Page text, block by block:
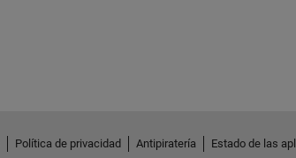
Política de privacidad Antipiratería Estado de las